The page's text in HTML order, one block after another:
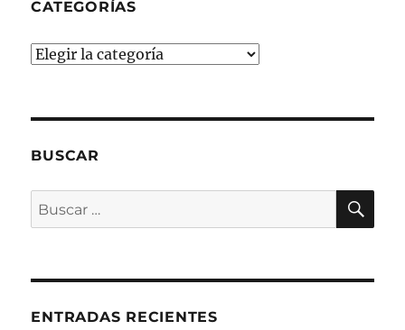
CATEGORÍAS
Categorías
BUSCAR
Buscar
por:
ENTRADAS RECIENTES